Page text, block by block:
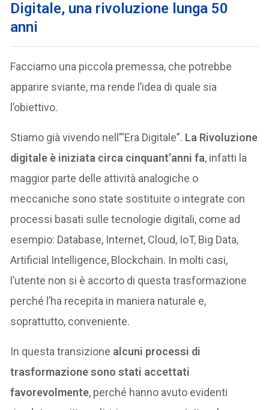
Digitale, una rivoluzione lunga 50
anni
Facciamo una piccola premessa, che potrebbe
apparire sviante, ma rende l’idea di quale sia
l’obiettivo.
Stiamo già vivendo nell’“Era Digitale”. La Rivoluzione
digitale è iniziata circa cinquant’anni fa, infatti la
maggior parte delle attività analogiche o
meccaniche sono state sostituite o integrate con
processi basati sulle tecnologie digitali, come ad
esempio: Database, Internet, Cloud, IoT, Big Data,
Artificial Intelligence, Blockchain. In molti casi,
l’utente non si è accorto di questa trasformazione
perché l’ha recepita in maniera naturale e,
soprattutto, conveniente.
In questa transizione alcuni processi di
trasformazione sono stati accettati
favorevolmente, perché hanno avuto evidenti